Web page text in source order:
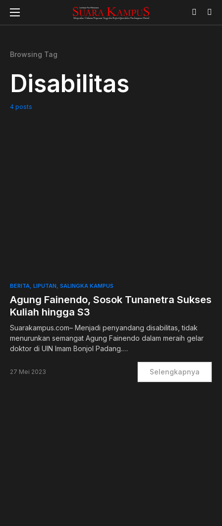
Browsing Tag
Disabilitas
4 posts
0
BERITA LIPUTAN SALINGKA KAMPUS
Agung Fainendo, Sosok Tunanetra Sukses
Kuliah hingga S3
Suarakampus.com– Menjadi penyandang disabilitas, tidak
menurunkan semangat Agung Fainendo dalam meraih gelar
doktor di UIN Imam Bonjol Padang.…
27 Mei 2023 Selengkapnya